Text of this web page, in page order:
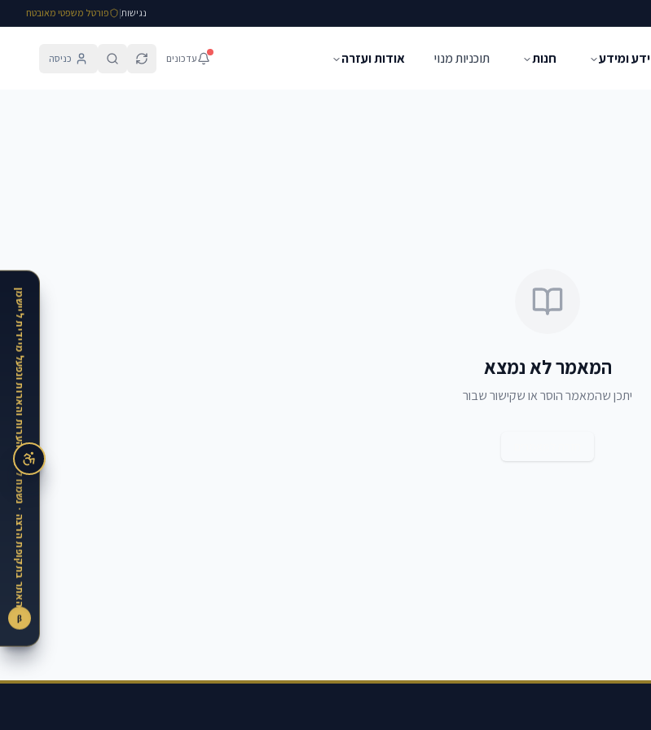
נגישות| פורטל משפטי מאובטח
ידע ומידע חנות תוכניות מנוי אודות ועזרה עדכונים כניסה
β
האתר בתקופת הרצה · נשמח לקבל הערות והארות ונפעל מיידית ליישמן המאמר לא נמצא
יתכן שהמאמר הוסר או שקישור שבור